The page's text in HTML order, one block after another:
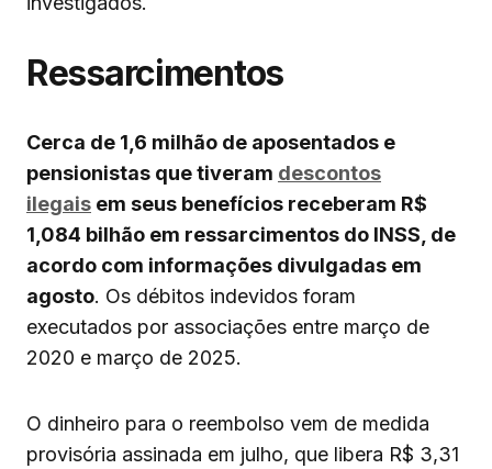
Ressarcimentos
Cerca de 1,6 milhão de aposentados e
pensionistas que tiveram descontos
ilegais em seus benefícios receberam R$
1,084 bilhão em ressarcimentos do INSS, de
acordo com informações divulgadas em
agosto. Os débitos indevidos foram
executados por associações entre março de
2020 e março de 2025.
O dinheiro para o reembolso vem de medida
provisória assinada em julho, que libera R$ 3,31